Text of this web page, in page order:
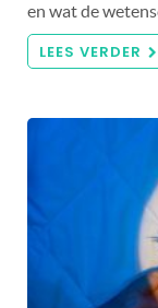
en wat de
LEES VERDER